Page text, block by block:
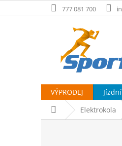
na
777 081 700
VÝPRODEJ
Domů Elektrokola